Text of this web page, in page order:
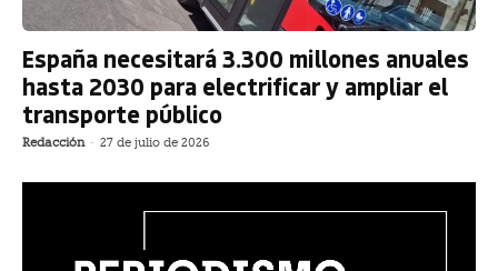
España necesitará 3.300 millones anuales
hasta 2030 para electrificar y ampliar el
transporte público
Redacción - 27 de julio de 2026